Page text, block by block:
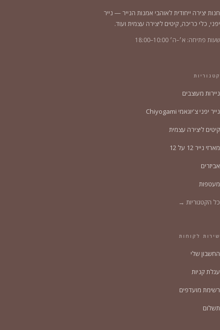
חנות יצירה ייחודית לאוהבי אמנות הנייר — נייר
יפני, כלי כריכה, קיטים ליצירה עצמית ועוד.
שעות פתיחה: א׳–ה׳ 10:00–18:00
קטגוריות
ניירות מעוצבים
נייר יפני צ'יוגאמי Chiyogami
קיטים ליצירה עצמית
מארזי נייר 12 על 12
אביזרים
מעטפות
כל הקטגוריות →
שירות לקוחות
החשבון שלי
עגלת קניות
רשימת מועדפים
תשלום